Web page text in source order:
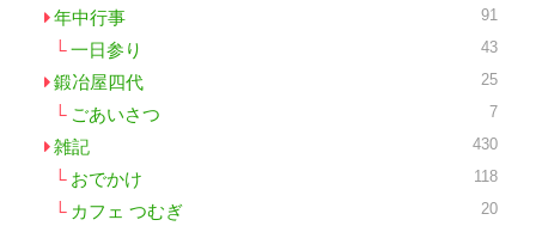
年中行事 91
一日参り 43
鍛冶屋四代 25
ごあいさつ 7
雑記 430
おでかけ 118
カフェ つむぎ 20